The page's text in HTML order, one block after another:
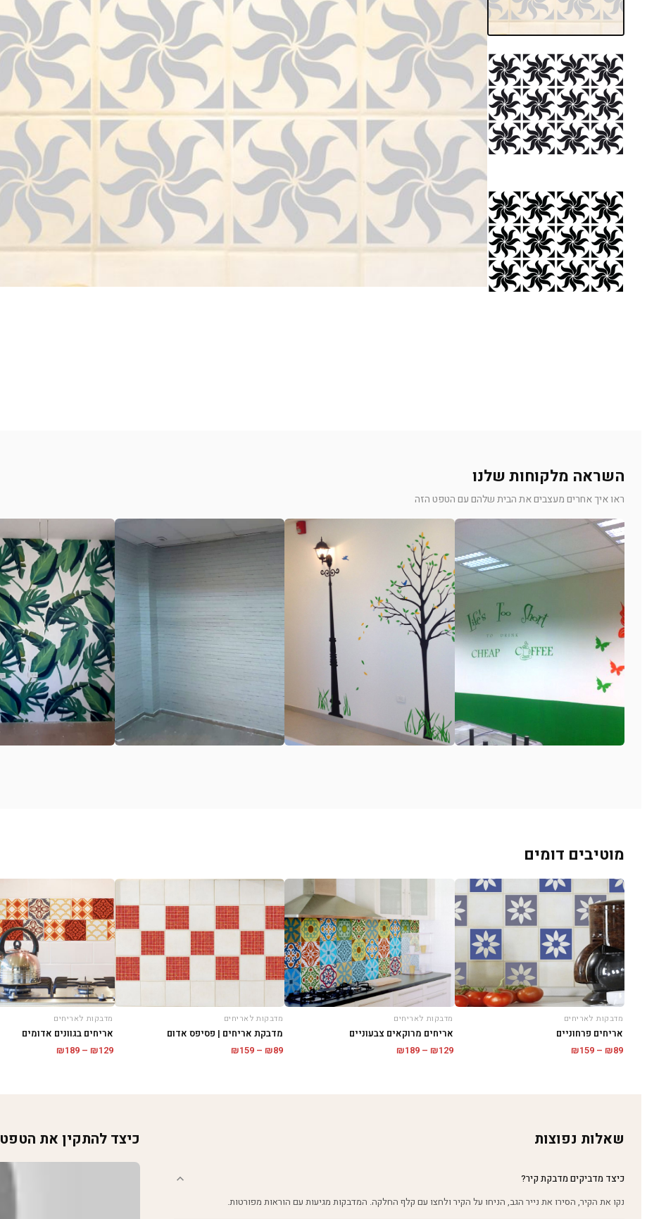
השראה מלקוחות שלנו
ראו איך אחרים מעצבים את הבית שלהם עם הטפט הזה
מוטיבים דומים
מדבקות לאריחים
אריחים פרחוניים
₪89
–
₪159
מדבקות לאריחים
אריחים מרוקאים צבעוניים
₪129
–
₪189
מדבקות לאריחים
מדבקת אריחים | פסיפס אדום
₪89
–
₪159
טווח
מדבקות לאריחים
אריחים בגוונים אדומים
₪129
–
₪189
שאלות נפוצות
כיצד מדביקים מדבקת קיר?
נקו את הקיר, הסירו את נייר הגב, הניחו על הקיר ולחצו עם קלף החלקה. המדבקות מגיעות עם הוראות מפורטות.
כיצד להתקין את הטפט